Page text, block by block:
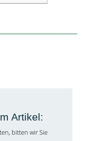
Artikel:
bitten wir Sie